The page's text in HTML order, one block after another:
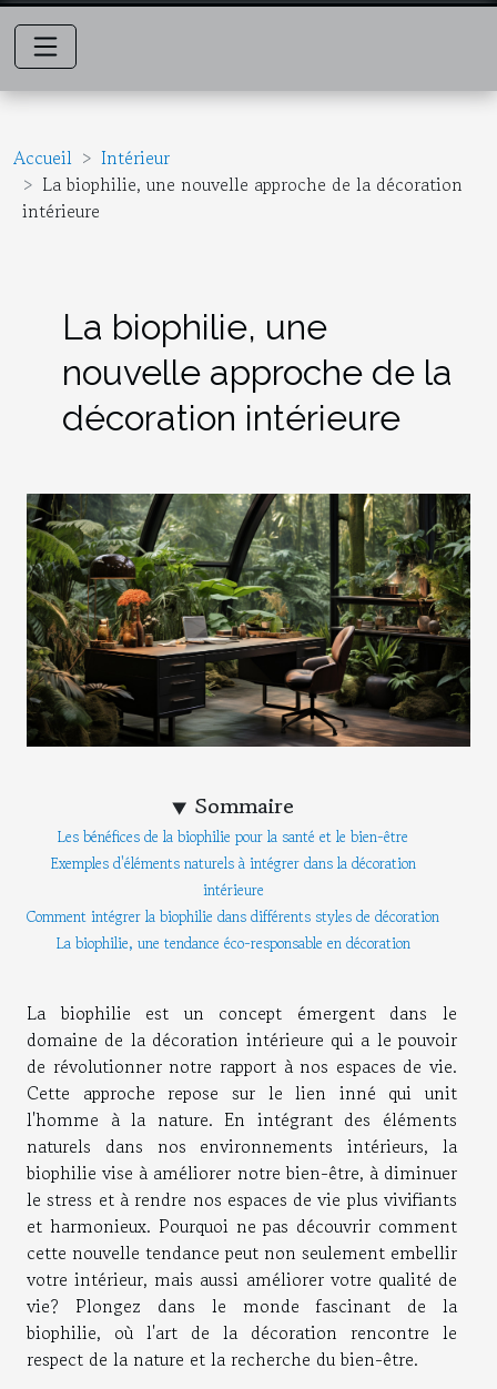
Accueil
Intérieur
La biophilie, une nouvelle approche de la décoration
intérieure
La biophilie, une
nouvelle approche de la
décoration intérieure
Sommaire
Les bénéfices de la biophilie pour la santé et le bien-être
Exemples d'éléments naturels à intégrer dans la décoration
intérieure
Comment intégrer la biophilie dans différents styles de décoration
La biophilie, une tendance éco-responsable en décoration
La biophilie est un concept émergent dans le
domaine de la décoration intérieure qui a le pouvoir
de révolutionner notre rapport à nos espaces de vie.
Cette approche repose sur le lien inné qui unit
l'homme à la nature. En intégrant des éléments
naturels dans nos environnements intérieurs, la
biophilie vise à améliorer notre bien-être, à diminuer
le stress et à rendre nos espaces de vie plus vivifiants
et harmonieux. Pourquoi ne pas découvrir comment
cette nouvelle tendance peut non seulement embellir
votre intérieur, mais aussi améliorer votre qualité de
vie? Plongez dans le monde fascinant de la
biophilie, où l'art de la décoration rencontre le
respect de la nature et la recherche du bien-être.